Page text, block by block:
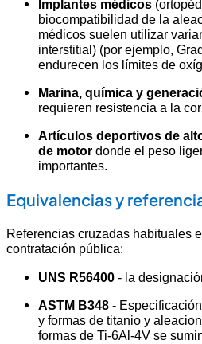
Implantes médicos
biocompatibilidad de la
médicos suelen utilizar
interstitial) (por ejemplo,
endurecen los límites de
Marina, química y
requieren resistencia a la
Artículos deportivos de
de motor donde el peso
importantes.
Equivalencias y
Referencias cruzadas habituales
contratación pública:
UNS R56400 - la
ASTM B348 -
y formas de titanio y
formas de Ti-6Al-4V se